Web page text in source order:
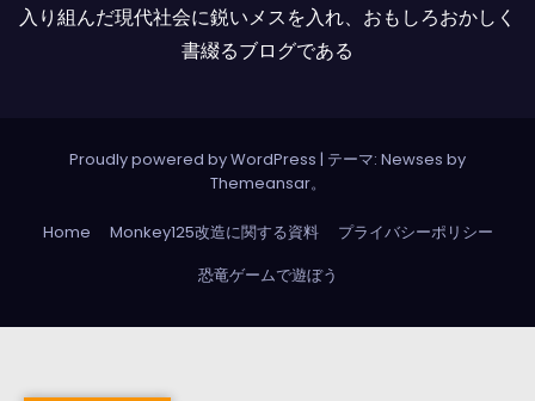
入り組んだ現代社会に鋭いメスを入れ、おもしろおかしく
書綴るブログである
Proudly powered by WordPress | テーマ: Newses by
Themeansar。
Home Monkey125改造に関する資料
プライバシーポリシー
恐竜ゲームで遊ぼう